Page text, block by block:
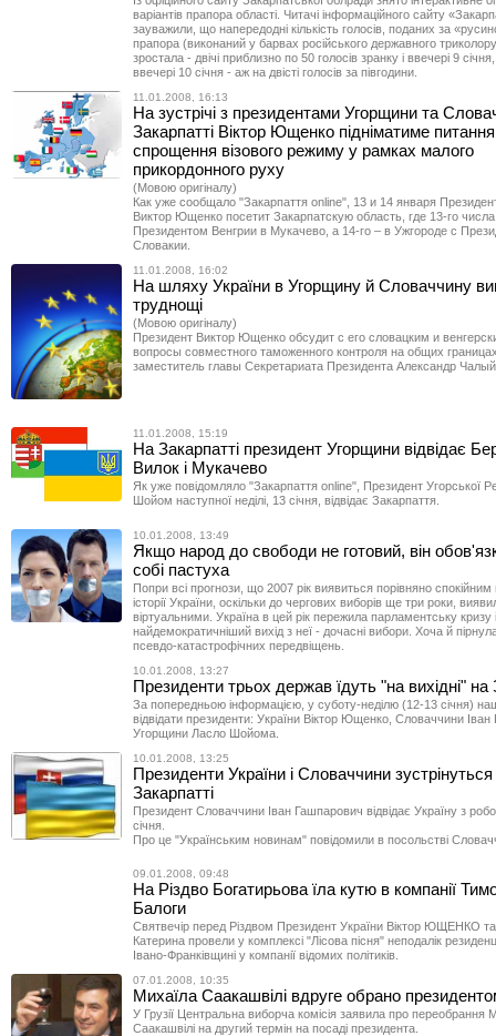
варіантів прапора області. Читачі інформаційного сайту
зауважили, що напередодні кількість голосів, поданих за
прапора (виконаний у барвах російського державного
зростала - двічі приблизно по 50 голосів зранку і ввечері 9
ввечері 10 січня - аж на двісті голосів за півгодини.
11.01.2008, 16:13
На зустрічі з президентами Угорщини та
Закарпатті Віктор Ющенко підніматиме
спрощення візового режиму у рамках малого
прикордонного руху
(Мовою оригіналу)
Как уже сообщало "Закарпаття online", 13 и 14 января
Виктор Ющенко посетит Закарпатскую область, где 13-го
Президентом Венгрии в Мукачево, а 14-го – в Ужгороде с
Словакии.
11.01.2008, 16:02
На шляху України в Угорщину й Словаччину
труднощі
(Мовою оригіналу)
Президент Виктор Ющенко обсудит с его словацким и
вопросы совместного таможенного контроля на общих
заместитель главы Секретариата Президента Александр
11.01.2008, 15:19
На Закарпатті президент Угорщини відвідає
Вилок і Мукачево
Як уже повідомляло "Закарпаття online", Президент Угорської
Шойом наступної неділі, 13 січня, відвідає Закарпаття.
10.01.2008, 13:49
Якщо народ до свободи не готовий, він
собі пастуха
Попри всі прогнози, що 2007 рік виявиться порівняно спокійним
історії України, оскільки до чергових виборів ще три роки,
віртуальними. Україна в цей рік пережила парламентську кризу і
найдемократичніший вихід з неї - дочасні вибори. Хоча й
псевдо-катастрофічних передвіщень.
10.01.2008, 13:27
Президенти трьох держав їдуть "на вихідні" на
За попередньою інформацією, у суботу-неділю (12-13 січня)
відвідати президенти: України Віктор Ющенко, Словаччини
Угорщини Ласло Шойома.
10.01.2008, 13:25
Президенти України і Словаччини
Закарпатті
Президент Словаччини Іван Гашпарович відвідає Україну з
січня.
Про це "Українським новинам" повідомили в посольстві
09.01.2008, 09:48
На Різдво Богатирьова їла кутю в компанії
Балоги
Святвечір перед Різдвом Президент України Віктор ЮЩЕНКО
Катерина провели у комплексі "Лісова пісня" неподалік
Івано-Франківщині у компанії відомих політиків.
07.01.2008, 10:35
Михаїла Саакашвілі вдруге обрано
У Грузії Центральна виборча комісія заявила про переобрання
Саакашвілі на другий термін на посаді президента.